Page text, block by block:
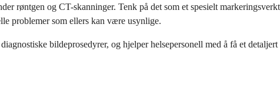
røntgen og CT-skanninger. Tenk på det som et spesielt
problemer som ellers kan være usynlige.
bildeprosedyrer, og hjelper helsepersonell med å få et